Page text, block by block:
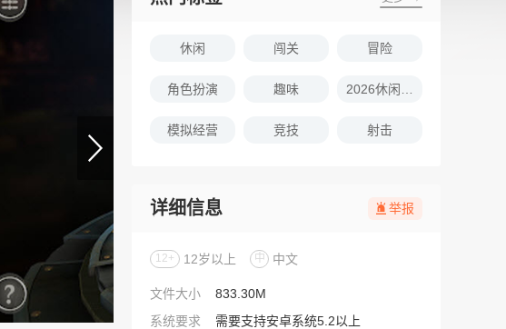
休闲 闯关 冒险
角色扮演 趣味
模拟经营 竞技 射击
详细信息 举报
12+ 12岁以上 中 中文
文件大小
833.30M
系统要求
需要支持安卓系统5.2以上